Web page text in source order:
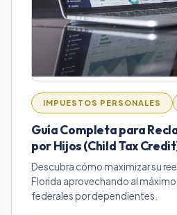
IMPUESTOS PERSONALES
Guía Completa para
por Hijos (Child Tax
Descubra cómo maximizar su
Florida aprovechando al
federales por dependientes.